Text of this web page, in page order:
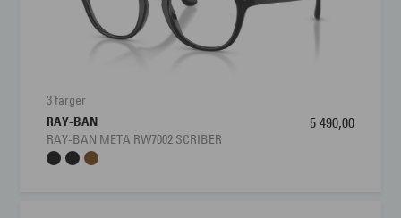
3 farger
RAY-BAN
RAY-BAN META RW7002 SCRIBER
5 490,00